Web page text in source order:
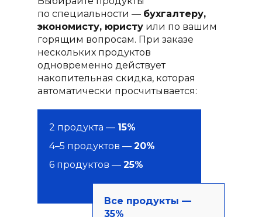
по специальности — бухгалтеру,
экономисту, юристу или по вашим
горящим вопросам. При заказе
нескольких продуктов
одновременно действует
накопительная скидка, которая
автоматически просчитывается:
6 продуктов — 25%
4–5 продуктов — 20%
2 продукта — 15%
Все продукты —
35%